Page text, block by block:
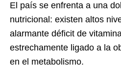
El país se enfrenta a una
nutricional: existen altos
alarmante déficit de
estrechamente ligado a la
en el metabolismo.